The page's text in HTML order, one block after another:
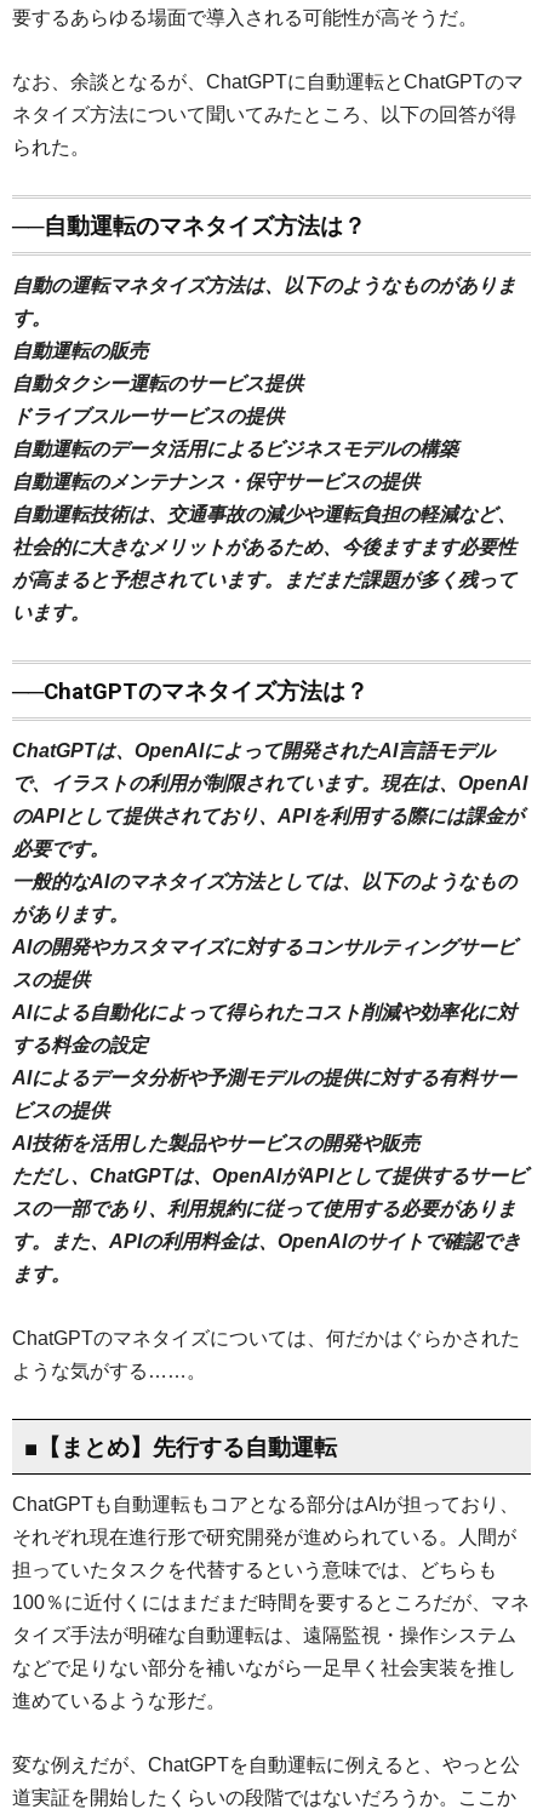
要するあらゆる場面で導入される可能性が高そうだ。
なお、余談となるが、ChatGPTに自動運転とChatGPTのマ
ネタイズ方法について聞いてみたところ、以下の回答が得
られた。
──自動運転のマネタイズ方法は？
自動の運転マネタイズ方法は、以下のようなものがありま
す。
自動運転の販売
自動タクシー運転のサービス提供
ドライブスルーサービスの提供
自動運転のデータ活用によるビジネスモデルの構築
自動運転のメンテナンス・保守サービスの提供
自動運転技術は、交通事故の減少や運転負担の軽減など、
社会的に大きなメリットがあるため、今後ますます必要性
が高まると予想されています。まだまだ課題が多く残って
います。
──ChatGPTのマネタイズ方法は？
ChatGPTは、OpenAIによって開発されたAI言語モデル
で、イラストの利用が制限されています。現在は、OpenAI
のAPIとして提供されており、APIを利用する際には課金が
必要です。
一般的なAIのマネタイズ方法としては、以下のようなもの
があります。
AIの開発やカスタマイズに対するコンサルティングサービ
スの提供
AIによる自動化によって得られたコスト削減や効率化に対
する料金の設定
AIによるデータ分析や予測モデルの提供に対する有料サー
ビスの提供
AI技術を活用した製品やサービスの開発や販売
ただし、ChatGPTは、OpenAIがAPIとして提供するサービ
スの一部であり、利用規約に従って使用する必要がありま
す。また、APIの利用料金は、OpenAIのサイトで確認でき
ます。
ChatGPTのマネタイズについては、何だかはぐらかされた
ような気がする……。
■【まとめ】先行する自動運転
ChatGPTも自動運転もコアとなる部分はAIが担っており、
それぞれ現在進行形で研究開発が進められている。人間が
担っていたタスクを代替するという意味では、どちらも
100％に近付くにはまだまだ時間を要するところだが、マネ
タイズ手法が明確な自動運転は、遠隔監視・操作システム
などで足りない部分を補いながら一足早く社会実装を推し
進めているような形だ。
変な例えだが、ChatGPTを自動運転に例えると、やっと公
道実証を開始したくらいの段階ではないだろうか。ここか